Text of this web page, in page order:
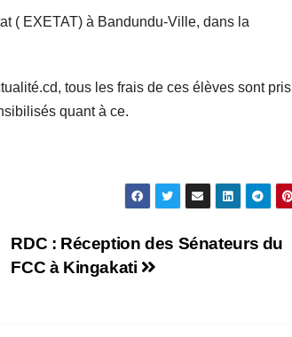
( EXETAT) à Bandundu-Ville, dans la
tous les frais de ces élèves sont pris
quant à ce.
RDC : Réception des Sénateurs du
FCC à Kingakati